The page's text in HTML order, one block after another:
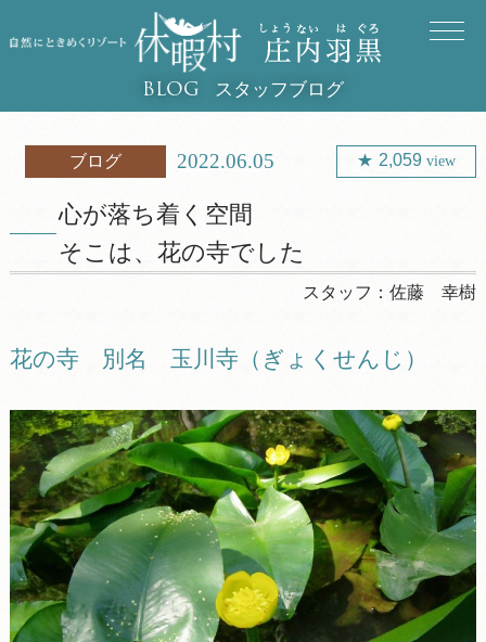
BLOG スタッフブログ
ブログ 2022.06.05 2,059view
心が落ち着く空間
そこは、花の寺でした
スタッフ：佐藤 幸樹
花の寺 別名 玉川寺（ぎょくせんじ）